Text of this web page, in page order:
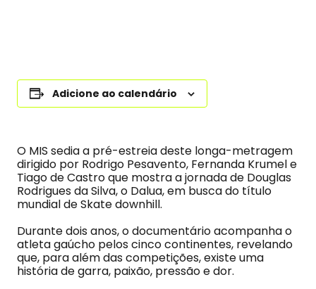
Adicione ao calendário
O MIS sedia a pré-estreia deste longa-metragem
dirigido por Rodrigo Pesavento, Fernanda Krumel e
Tiago de Castro que mostra a jornada de Douglas
Rodrigues da Silva, o Dalua, em busca do título
mundial de Skate downhill.
Durante dois anos, o documentário acompanha o
atleta gaúcho pelos cinco continentes, revelando
que, para além das competições, existe uma
história de garra, paixão, pressão e dor.